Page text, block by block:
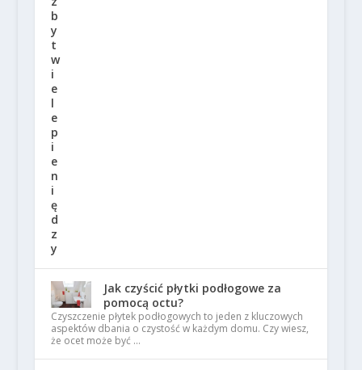
Jak czyścić płytki podłogowe za
pomocą octu?
Czyszczenie płytek podłogowych to jeden z kluczowych
aspektów dbania o czystość w każdym domu. Czy wiesz,
że ocet może być …